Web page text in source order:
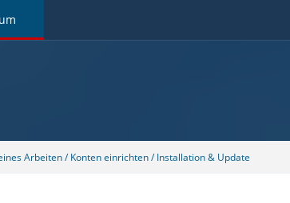
Arbeiten / Konten einrichten / Installation & Update